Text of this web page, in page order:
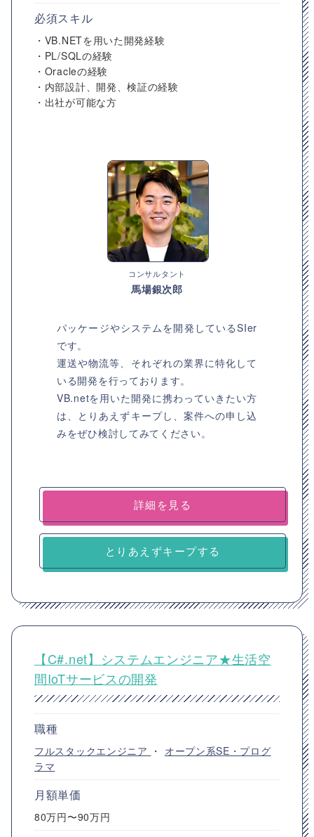
必須スキル
・VB.NETを用いた開発経験
・PL/SQLの経験
・Oracleの経験
・内部設計、開発、検証の経験
・出社が可能な方
コンサルタント
馬場銀次郎
パッケージやシステムを開発しているSIer
です。
運送や物流等、それぞれの業界に特化して
いる開発を行っております。
VB.netを用いた開発に携わっていきたい方
は、とりあえずキープし、案件への申し込
みをぜひ検討してみてください。
詳細を見る
とりあえずキープする
【C#.net】システムエンジニア★生活空
間IoTサービスの開発
職種
フルスタックエンジニア ・ オープン系SE・プログ
ラマ
月額単価
80万円〜90万円